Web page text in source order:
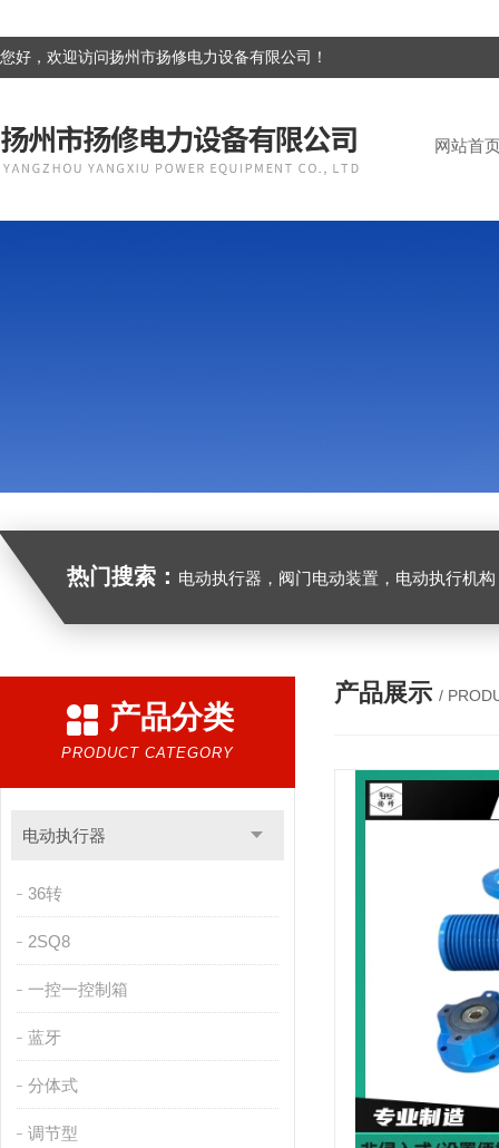
您好，欢迎访问扬州市扬修电力设备有限公司！
网站首
热门搜索： 电动执行器，阀门电动装置，电动执行机构，阀门驱动装置，电动头，角行
产品分类
PRODUCT CATEGORY
电动执行器
36转
2SQ8
一控一控制箱
蓝牙
分体式
调节型
产品展示 /